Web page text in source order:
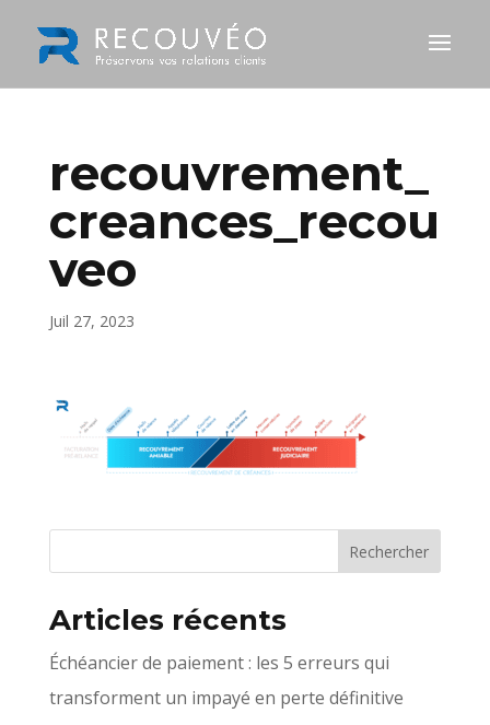
recouvrement_
creances_recou
veo
Juil 27, 2023
Articles récents
Échéancier de paiement : les 5 erreurs qui
transforment un impayé en perte définitive